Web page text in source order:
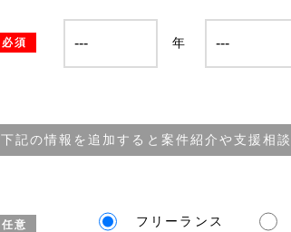
必須 年
下記の情報を追加すると案件紹介や支援相
任意 フリーランス